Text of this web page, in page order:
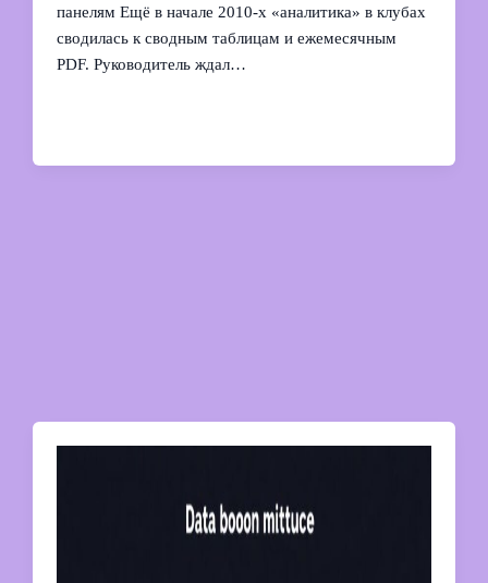
панелям Ещё в начале 2010‑х «аналитика» в клубах
сводилась к сводным таблицам и ежемесячным
PDF. Руководитель ждал…